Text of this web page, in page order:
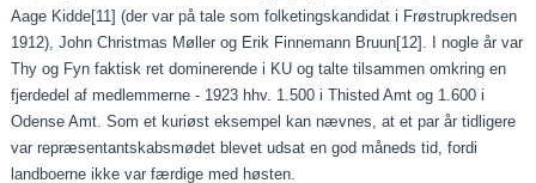
Aage Kidde[11] (der var på tale som folketingskandidat i Frøstrupkredsen
1912), John Christmas Møller og Erik Finnemann Bruun[12] . I nogle år var
Thy og Fyn faktisk ret dominerende i KU og talte tilsammen omkring en
fjerdedel af medlemmerne - 1923 hhv. 1.500 i Thisted Amt og 1.600 i
Odense Amt. Som et kuriøst eksempel kan nævnes, at et par år tidligere
var repræsentantskabsmødet blevet udsat en god måneds tid, fordi
landboerne ikke var færdige med høsten.